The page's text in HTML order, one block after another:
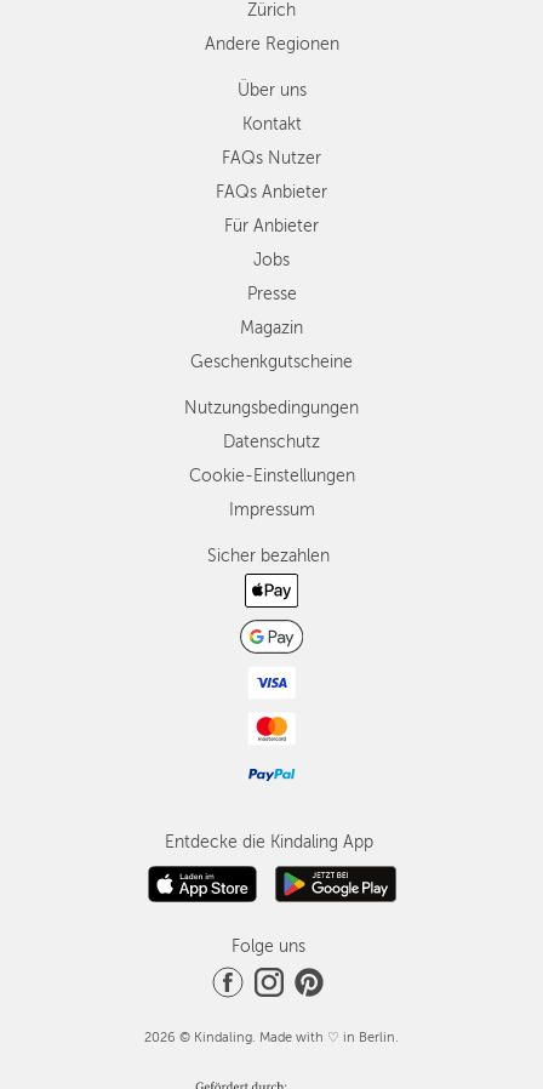
Zürich
Andere Regionen
Über uns
Kontakt
FAQs Nutzer
FAQs Anbieter
Für Anbieter
Jobs
Presse
Magazin
Geschenkgutscheine
Nutzungsbedingungen
Datenschutz
Cookie-Einstellungen
Impressum
Sicher bezahlen
Entdecke die Kindaling App
Folge uns
2026 © Kindaling. Made with ♡ in Berlin.